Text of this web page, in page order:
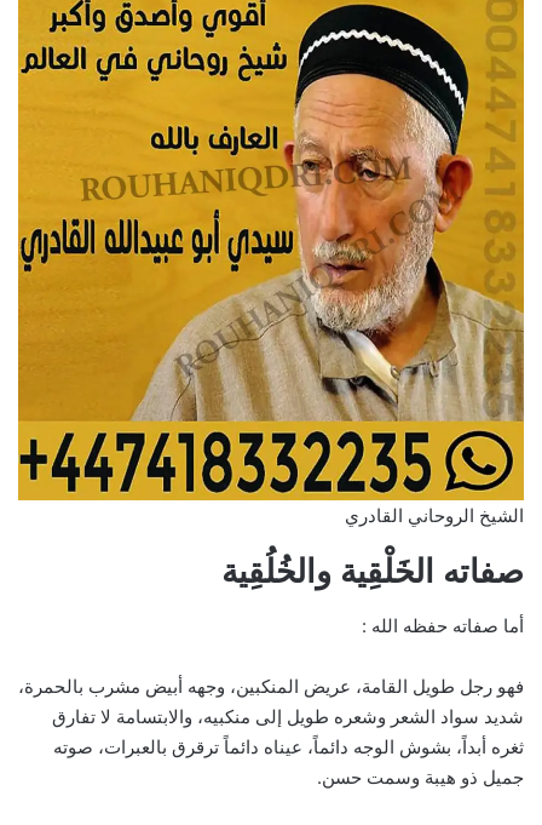
الشيخ الروحاني القادري
صفاته الخَلْقِية والخُلُقِية
أما صفاته حفظه الله :
فهو رجل طويل القامة، عريض المنكبين، وجهه أبيض مشرب بالحمرة،
شديد سواد الشعر وشعره طويل إلى منكبيه، والابتسامة لا تفارق
ثغره أبداً، بشوش الوجه دائماً، عيناه دائماً ترقرق بالعبرات، صوته
جميل ذو هيبة وسمت حسن.